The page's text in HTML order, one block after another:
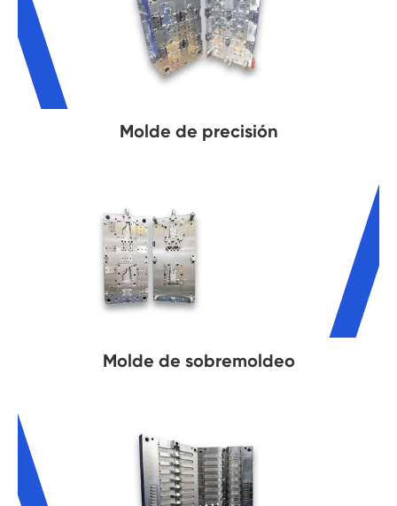
Molde de precisión
Molde de sobremoldeo